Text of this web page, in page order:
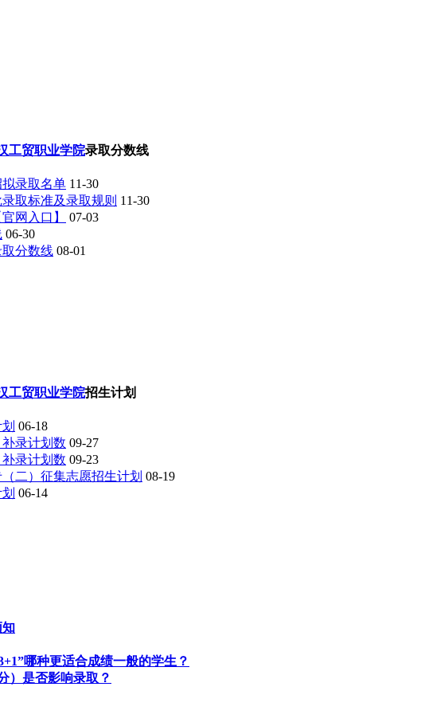
工贸职业学院录取分数线
录取名单 11-30
取标准及录取规则 11-30
网入口】
07-03
06-30
取分数线 08-01
工贸职业学院招生计划
06-18
录计划数 09-27
录计划数 09-23
二）征集志愿招生计划 08-19
06-14
知
哪种更适合成绩一般的学生？
）是否影响录取？